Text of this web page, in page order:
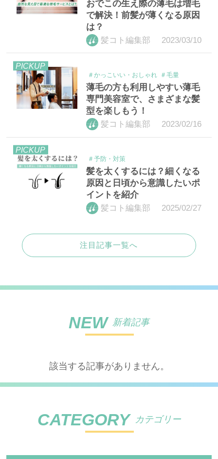
おでこの生え際の薄毛は増毛
で解決！前髪が薄くなる原因
は？
髪コト編集部
2023/03/10
PICKUP
＃かっこいい・おしゃれ ＃毛量
薄毛の方も利用しやすい薄毛
専門美容室で、さまざまな髪
型を楽しもう！
髪コト編集部
2023/02/16
PICKUP
＃予防・対策
髪を太くするには？細くなる
原因と日頃から意識したいポ
イントを紹介
髪コト編集部
2025/02/27
注目記事一覧へ
NEW 新着記事
該当する記事がありません。
CATEGORY カテゴリー